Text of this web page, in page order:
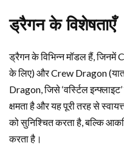
ड्रैगन के विशेषताएँ
ड्रैगन के विभिन्न मॉडल हैं, जिनमें
के लिए) और Crew Dragon
Dragon, जिसे ‘वर्स्टिल
क्षमता है और यह पूरी तरह से
को सुनिश्चित करता है, बल्कि
करता है।